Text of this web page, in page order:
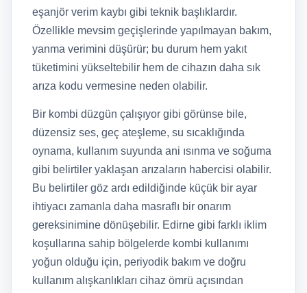
eşanjör verim kaybı gibi teknik başlıklardır.
Özellikle mevsim geçişlerinde yapılmayan bakım,
yanma verimini düşürür; bu durum hem yakıt
tüketimini yükseltebilir hem de cihazın daha sık
arıza kodu vermesine neden olabilir.
Bir kombi düzgün çalışıyor gibi görünse bile,
düzensiz ses, geç ateşleme, su sıcaklığında
oynama, kullanım suyunda ani ısınma ve soğuma
gibi belirtiler yaklaşan arızaların habercisi olabilir.
Bu belirtiler göz ardı edildiğinde küçük bir ayar
ihtiyacı zamanla daha masraflı bir onarım
gereksinimine dönüşebilir. Edirne gibi farklı iklim
koşullarına sahip bölgelerde kombi kullanımı
yoğun olduğu için, periyodik bakım ve doğru
kullanım alışkanlıkları cihaz ömrü açısından